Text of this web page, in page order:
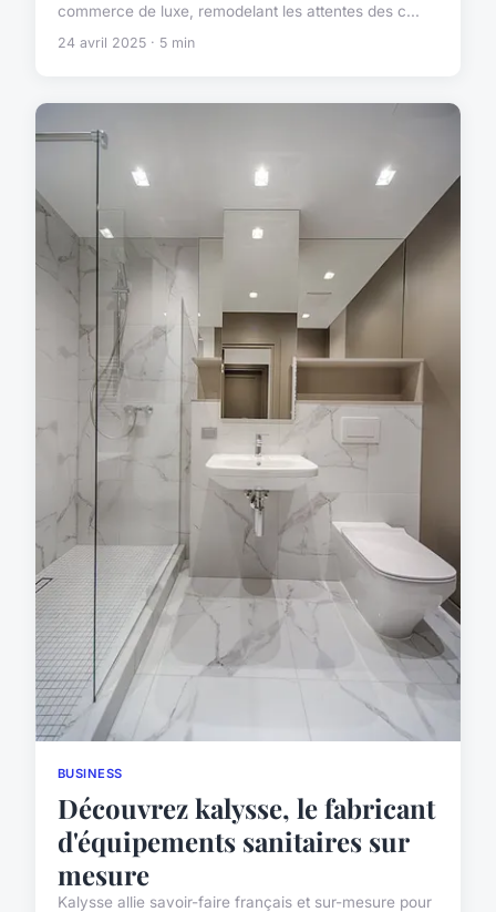
commerce de luxe, remodelant les attentes des c...
24 avril 2025 · 5 min
BUSINESS
Découvrez kalysse, le fabricant
d'équipements sanitaires sur
mesure
Kalysse allie savoir-faire français et sur-mesure pour